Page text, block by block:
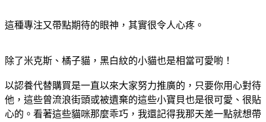
這種專注又帶點期待的眼神，其實很令人心疼。
除了米克斯、橘子貓，黑白紋的小貓也是相當可愛喲！
以認養代替購買是一直以來大家努力推廣的，只要你用心對待
他，這些曾流浪街頭或被遺棄的這些小寶貝也是很可愛、很貼
心的。看著這些貓咪那麼乖巧，我還記得我那天差一點就想帶